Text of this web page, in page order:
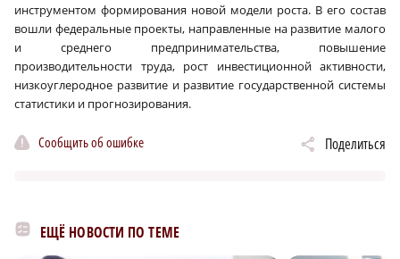
инструментом формирования новой модели роста. В его состав
вошли федеральные проекты, направленные на развитие малого
и среднего предпринимательства, повышение
производительности труда, рост инвестиционной активности,
низкоуглеродное развитие и развитие государственной системы
статистики и прогнозирования.
Сообщить об ошибке Поделиться
ЕЩЁ НОВОСТИ ПО ТЕМЕ